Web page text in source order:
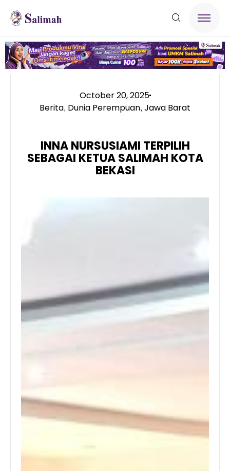
October 20, 2025
Berita, Dunia Perempuan, Jawa Barat
INNA NURSUSIAMI TERPILIH
SEBAGAI KETUA SALIMAH KOTA
BEKASI